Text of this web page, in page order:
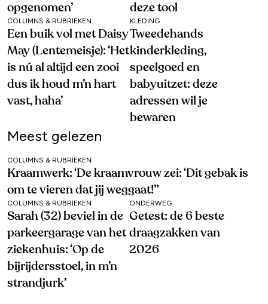
opgenomen’
deze tool
COLUMNS & RUBRIEKEN
Een buik vol met Daisy
May (Lentemeisje): ‘Het
is nú al altijd een zooi
dus ik houd m’n hart
vast, haha’
KLEDING
Tweedehands
kinderkleding,
speelgoed en
babyuitzet: deze
adressen wil je
bewaren
Meest gelezen
COLUMNS & RUBRIEKEN
Kraamwerk: ‘De kraamvrouw zei: ‘Dit gebak is
om te vieren dat jij weggaat!’’
COLUMNS & RUBRIEKEN
Sarah (32) beviel in de
parkeergarage van het
ziekenhuis: ‘Op de
bijrijdersstoel, in m’n
strandjurk’
ONDERWEG
Getest: de 6 beste
draagzakken van
2026